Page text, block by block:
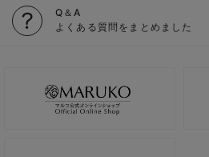
Q＆A
よくある質問をまとめました